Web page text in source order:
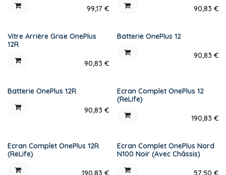
99,17 € 90,83 €
Vitre Arrière Grise OnePlus
12R
90,83 €
Batterie OnePlus 12
90,83 €
Batterie OnePlus 12R
90,83 €
Ecran Complet OnePlus 12
(ReLife)
190,83 €
Ecran Complet OnePlus 12R
(ReLife)
190,83 €
Ecran Complet OnePlus Nord
N100 Noir (Avec Châssis)
57,50 €